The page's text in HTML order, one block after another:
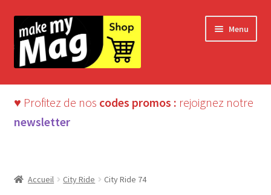
la
navigation
au
contenu
Menu
♥ Profitez de nos codes promos : rejoignez notre
newsletter
Accueil City Ride City Ride 74